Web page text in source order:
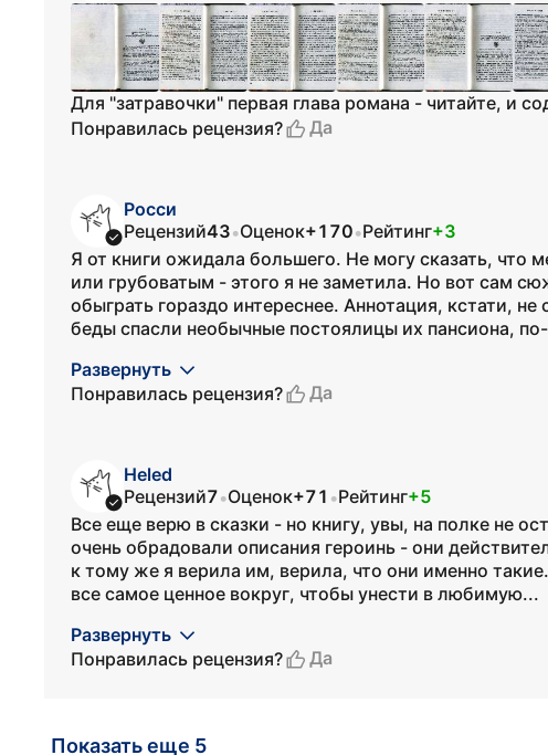
Для "затравочки" первая глава романа - читайте, и
Понравилась рецензия?
Да
Росси
Рецензий43•Оценок+170•Рейтинг+3
Я от книги ожидала большего. Не могу сказать, что
или грубоватым - этого я не заметила. Но вот сам
обыграть гораздо интереснее. Аннотация, кстати,
беды спасли необычные постоялицы их пансиона,
Развернуть
Понравилась рецензия?
Да
Heled
Рецензий7•Оценок+71 •Рейтинг+5
Все еще верю в сказки - но книгу, увы, на полке не
очень обрадовали описания героинь - они
к тому же я верила им, верила, что они именно
все самое ценное вокруг, чтобы унести в любимую...
Развернуть
Понравилась рецензия?
Да
Показать еще 5